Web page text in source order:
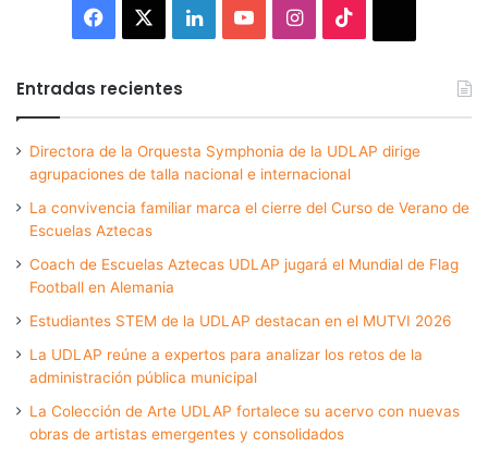
Facebook LinkedInYouTubeInstagram
Entradas recientes
Directora de la Orquesta Symphonia de la UDLAP dirige
agrupaciones de talla nacional e internacional
La convivencia familiar marca el cierre del Curso de Verano de
Escuelas Aztecas
Coach de Escuelas Aztecas UDLAP jugará el Mundial de Flag
Football en Alemania
Estudiantes STEM de la UDLAP destacan en el MUTVI 2026
La UDLAP reúne a expertos para analizar los retos de la
administración pública municipal
La Colección de Arte UDLAP fortalece su acervo con nuevas
obras de artistas emergentes y consolidados